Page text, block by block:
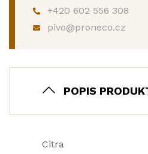
+420 602 556 308
pivo@proneco.cz
POPIS
Citra